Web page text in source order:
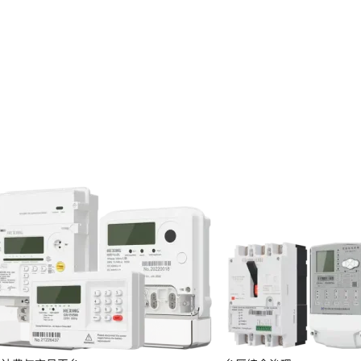
投资者关系
定期报告
临时公告
投资者保护
投资者互动